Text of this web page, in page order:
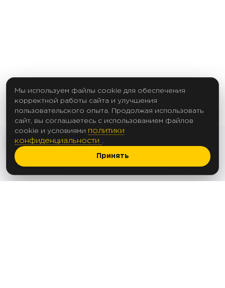
© 2012-2025
Мы используем файлы cookie для обеспечения
корректной работы сайта и улучшения
пользовательского опыта. Продолжая использовать
сайт, вы соглашаетесь с использованием файлов
cookie и условиями политики
конфиденциальности
Принять